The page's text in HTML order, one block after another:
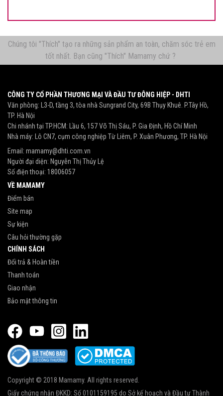
Chúng tôi "Thích" tạo ra những sản phẩm an toàn, chăm sóc trẻ em
tốt nhất. Bạn cũng "Thích" Mamamy chứ ?
CÔNG TY CỔ PHẦN THƯƠNG MẠI VÀ ĐẦU TƯ ĐÔNG HIỆP - DHTI
Văn phòng: L3-D, tầng 3, tòa nhà Sungrand City, 69B Thụy Khuê. P.Tây Hồ,
TP. Hà Nội
Chi nhánh tại TP.HCM: Lầu 6, 157 Võ Thị Sáu, P. Gia Định, Hồ Chí Minh
Nhà máy: Lô CN7, cụm công nghiệp Từ Liêm, P. Xuân Phương, TP. Hà Nội
Email: mamamy@dhti.com.vn
Người đại diện: Nguyễn Thị Thủy Lệ
Số điện thoại: 18006057
VỀ MAMAMY
Điểm bán
Site map
Sự kiện
Câu hỏi thường gặp
CHÍNH SÁCH
Đổi trả & Hoàn tiền
Thanh toán
Giao nhận
Bảo mật thông tin
Copyright © 2018 Mamamy. All rights reserved.
Giấy chứng nhận ĐKKD: Số 0101159195 do Sở kế hoạch và Đầu tư Thành